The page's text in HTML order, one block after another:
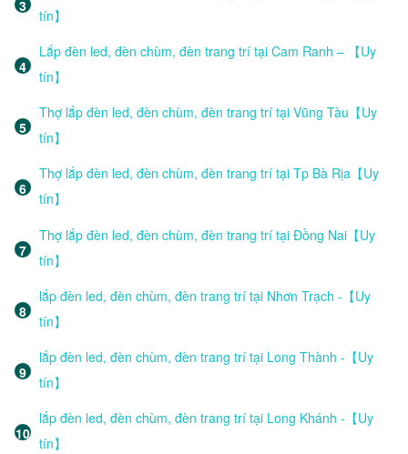
tín】
Lắp đèn led, đèn chùm, đèn trang trí tại Cam Ranh – 【Uy
tín】
Thợ lắp đèn led, đèn chùm, đèn trang trí tại Vũng Tàu【Uy
tín】
Thợ lắp đèn led, đèn chùm, đèn trang trí tại Tp Bà Rịa【Uy
tín】
Thợ lắp đèn led, đèn chùm, đèn trang trí tại Đồng Nai【Uy
tín】
lắp đèn led, đèn chùm, đèn trang trí tại Nhơn Trạch -【Uy
tín】
lắp đèn led, đèn chùm, đèn trang trí tại Long Thành -【Uy
tín】
lắp đèn led, đèn chùm, đèn trang trí tại Long Khánh -【Uy
tín】